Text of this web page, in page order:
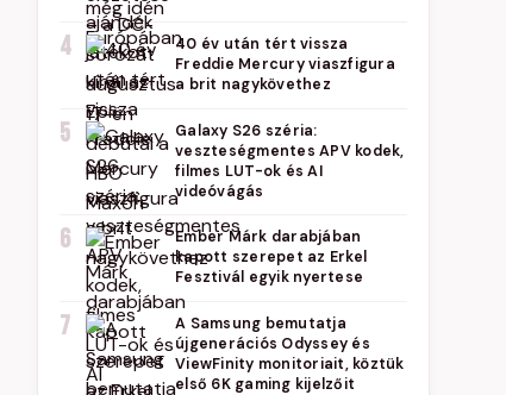
4
40 év után tért vissza
Freddie Mercury viaszfigura
a brit nagykövethez
5
Galaxy S26 széria:
veszteségmentes APV kodek,
filmes LUT-ok és AI
videóvágás
6
Ember Márk darabjában
kapott szerepet az Erkel
Fesztivál egyik nyertese
7
A Samsung bemutatja
újgenerációs Odyssey és
ViewFinity monitoriait, köztük
első 6K gaming kijelzőit